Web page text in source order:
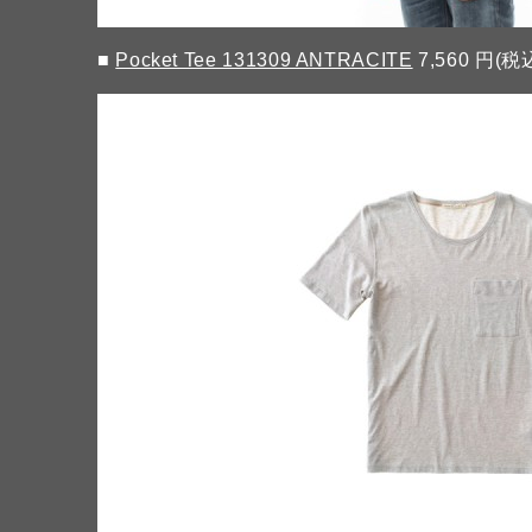
■ Pocket Tee 131309 ANTRACITE 7,560 円(税